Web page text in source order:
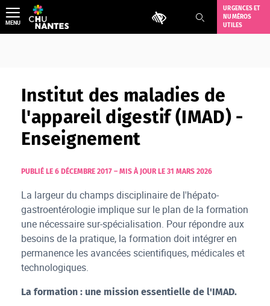
Aller
au
contenu
Outils d'accessibilité
URGENCES ET
NUMÉROS
UTILES
MENU
Institut des maladies de
l'appareil digestif (IMAD) -
Enseignement
PUBLIÉ LE 6 DÉCEMBRE 2017 – MIS À JOUR LE 31 MARS 2026
La largeur du champs disciplinaire de l'hépato-
gastroentérologie implique sur le plan de la formation
une nécessaire sur-spécialisation. Pour répondre aux
besoins de la pratique, la formation doit intégrer en
permanence les avancées scientifiques, médicales et
technologiques.
La formation : une mission essentielle de l'IMAD.